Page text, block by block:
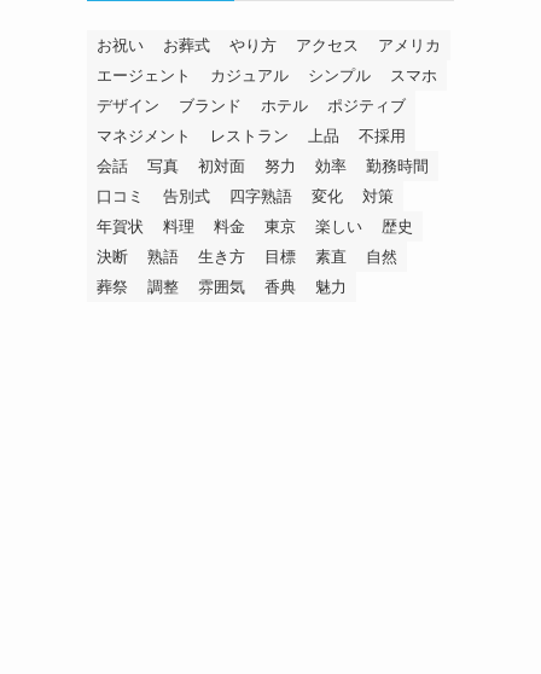
お祝い お葬式 やり方 アクセス
アメリカ
エージェント
カジュアル シンプル
スマホ
デザイン
ブランド ホテル
ポジティブ
マネジメント
レストラン 上品
不採用
会話
写真 初対面 努力 効率
勤務時間
口コミ
告別式 四字熟語 変化
対策
年賀状
料理 料金 東京 楽しい
歴史
決断
熟語 生き方 目標 素直
自然
葬祭
調整 雰囲気 香典 魅力